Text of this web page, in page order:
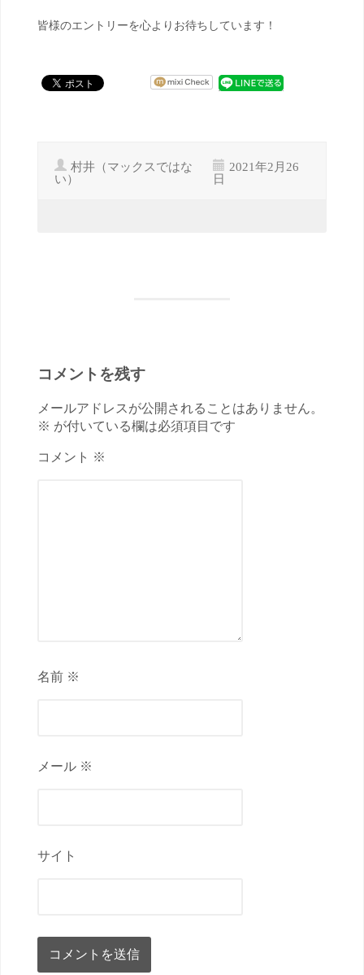
皆様のエントリーを心よりお待ちしています！
村井（マックスではな
い）
2021年2月26
日
コメントを残す
メールアドレスが公開されることはありません。
※ が付いている欄は必須項目です
コメント ※
名前 ※
メール ※
サイト